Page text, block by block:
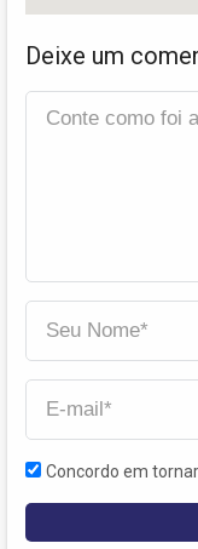
Deixe um
Concordo em